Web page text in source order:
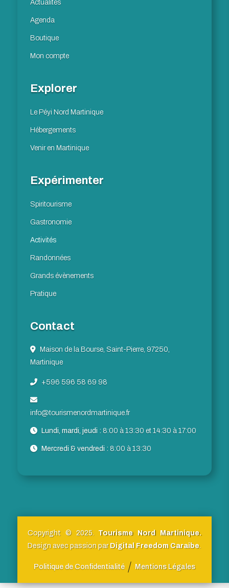
Actualités
Agenda
Boutique
Mon compte
Explorer
Le Péyi Nord Martinique
Hébergements
Venir en Martinique
Expérimenter
Spiritourisme
Gastronomie
Activités
Randonnées
Grands évènements
Pratique
Contact
Maison de la Bourse, Saint-Pierre, 97250,
Martinique
+596 596 58 69 98
info@tourismenordmartinique.fr
Lundi, mardi, jeudi : 8:00 à 13:30 et 14:30 à 17:00
Mercredi & vendredi : 8:00 à 13:30
Copyright © 2025. Tourisme Nord Martinique.
Design avec passion par Digital Freedom Caraibe.
Politique de Confidentialité Mentions Légales